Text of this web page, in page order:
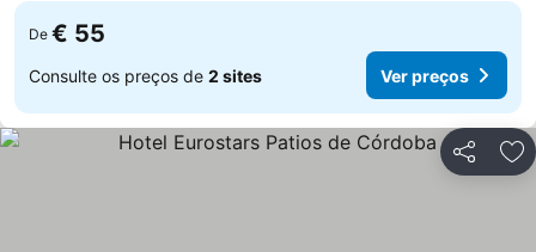
De € 55
Consulte os preços de 2 sites Ver preços
Partilhar